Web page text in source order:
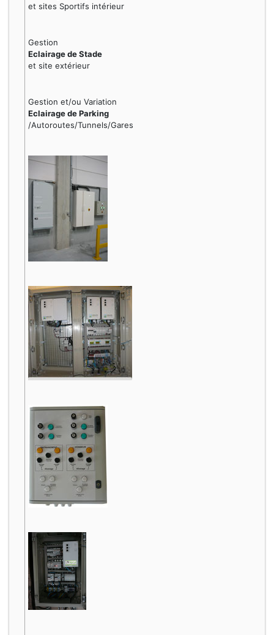
et sites Sportifs intérieur
Gestion
Eclairage de Stade
et site extérieur
Gestion et/ou Variation
Eclairage de Parking
/Autoroutes/Tunnels/Gares